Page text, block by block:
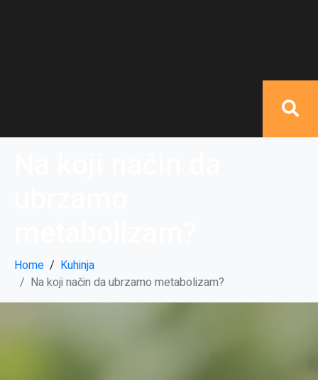
Home
Kuhinja
Na koji način da ubrzamo metabolizam?